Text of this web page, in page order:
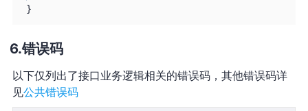
}
错误码
以下仅列出了接口业务逻辑相关的错误码，其他错误码详
见公共错误码